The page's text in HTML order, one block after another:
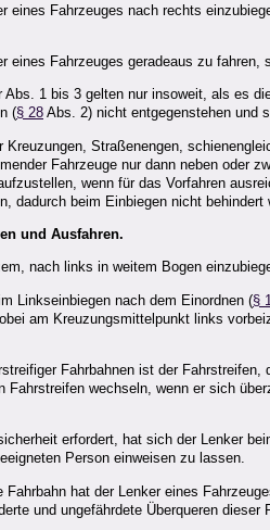
eines Fahrzeuges nach rechts
eines Fahrzeuges geradeaus zu
Abs. 1 bis 3 gelten nur insoweit, als es
(§ 28 Abs. 2) nicht entgegenstehen und
Kreuzungen, Straßenengen,
Fahrzeuge nur dann neben oder
wenn für das Vorfahren
dadurch beim Einbiegen nicht behindert
und Ausfahren.
nach links in weitem Bogen
Linkseinbiegen nach dem Einordnen (§
am Kreuzungsmittelpunkt links
Fahrbahnen ist der
Fahrstreifen wechseln, wenn er sich
erfordert, hat sich der Lenker
Person einweisen zu lassen.
Fahrbahn hat der Lenker eines
und ungefährdete Überqueren dieser